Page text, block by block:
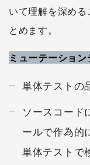
いて理解を深め
とめます。
ミューテーション
単体テストの
ソースコード
ールで作為的
単体テストで